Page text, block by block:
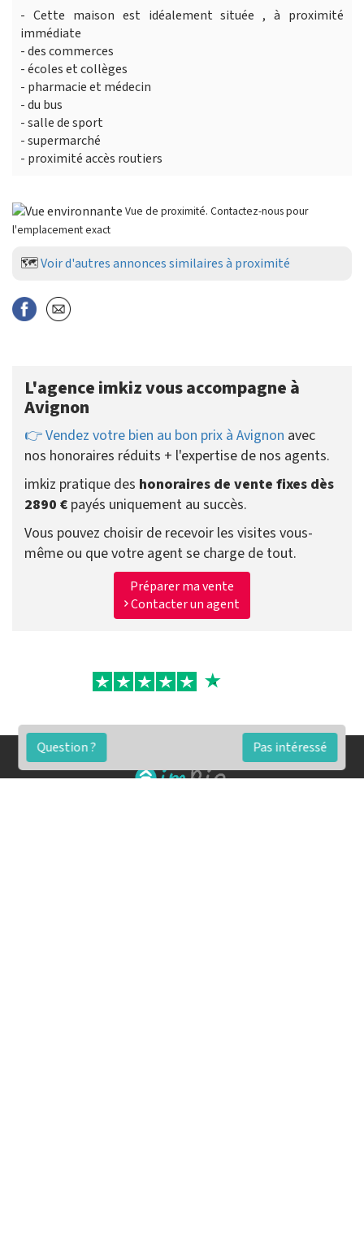
- Cette maison est idéalement située , à proximité
immédiate
- des commerces
- écoles et collèges
- pharmacie et médecin
- du bus
- salle de sport
- supermarché
- proximité accès routiers
Vue de proximité. Contactez-nous pour
l'emplacement exact
🗺️Voir d'autres annonces similaires à proximité
Question ? Pas intéressé
L'agence imkiz vous accompagne à
Avignon
👉 Vendez votre bien au bon prix à Avignon avec
nos honoraires réduits + l'expertise de nos agents.
imkiz pratique des honoraires de vente fixes dès
2890 € payés uniquement au succès.
Vous pouvez choisir de recevoir les visites vous-
même ou que votre agent se charge de tout.
Préparer ma vente
Contacter un agent